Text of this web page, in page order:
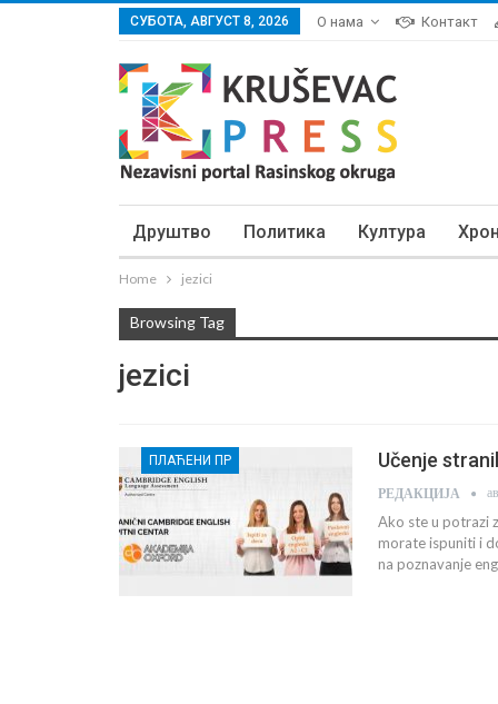
СУБОТА, АВГУСТ 8, 2026 О нама Контакт
Друштво Политика Култура
Home jezici
Browsing Tag
jezici
ПЛАЋЕНИ ПР Učenje
РЕДАКЦИЈА
Ako ste u potrazi
morate ispuniti i
na poznavanje